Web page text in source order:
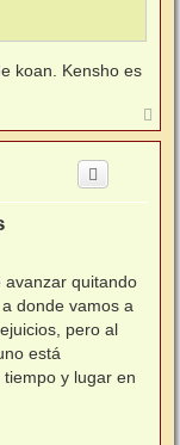
koan. Kensho es
r
r
avanzar quitando
donde vamos a
pero al
está
y lugar en